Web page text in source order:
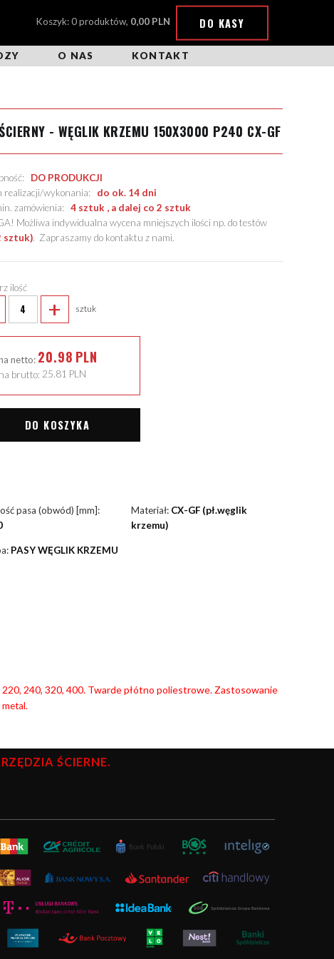
Koszyk: 0 produktów, 0,00 PLN DO KASY
O NAS KONTAKT
- WĘGLIK KRZEMU 150X3000 P240 CX-GF
DO PRODUKCJI
realizacji/wykonania: do ok. 14 dni
zamówienia:4 sztuk , a dalej co 2 sztuk
Możliwa indywidualna wycena mniejszych ilości np. do testów
sztuk). Zapraszamy do kontaktu z nami.
ilość
+ sztuk
netto: 20.98 PLN
brutto: 25.81 PLN
DO KOSZYKA
pasa (obwód) [mm]:
Materiał: CX-GF (pł.węglik
krzemu)
PASY WĘGLIK KRZEMU
240, 320, 400. Twarde płótno poliestrowe. Zastosowanie
metal.
ŚCIERNE.